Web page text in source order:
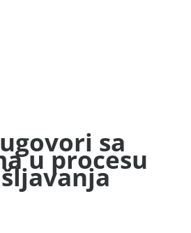
sa
u procesu